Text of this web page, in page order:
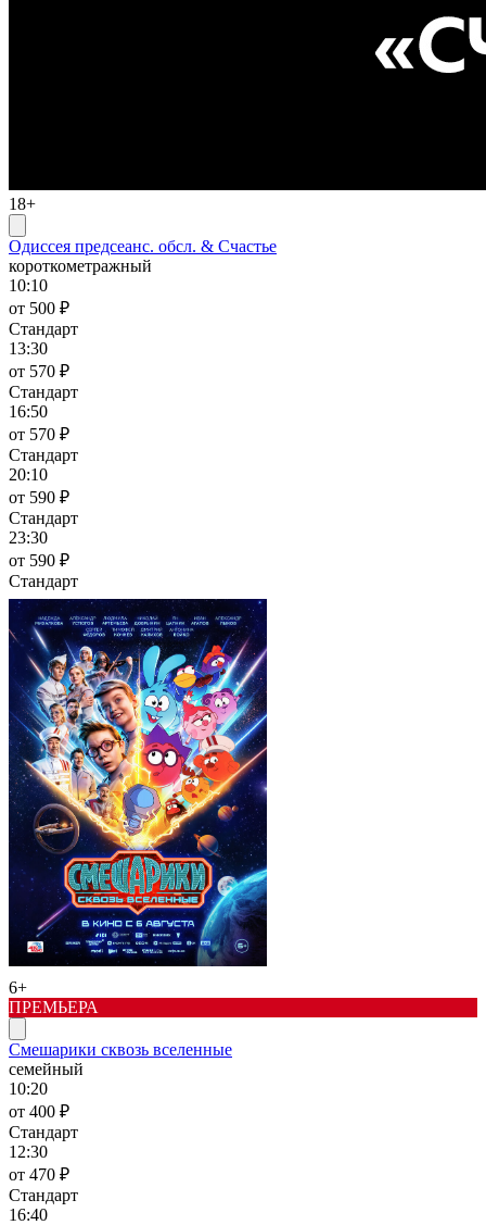
18+
Одиссея предсеанс. обсл. & Счастье
короткометражный
10:10
от 500 ₽
Стандарт
13:30
от 570 ₽
Стандарт
16:50
от 570 ₽
Стандарт
20:10
от 590 ₽
Стандарт
23:30
от 590 ₽
Стандарт
6+
ПРЕМЬЕРА
Смешарики сквозь вселенные
семейный
10:20
от 400 ₽
Стандарт
12:30
от 470 ₽
Стандарт
16:40